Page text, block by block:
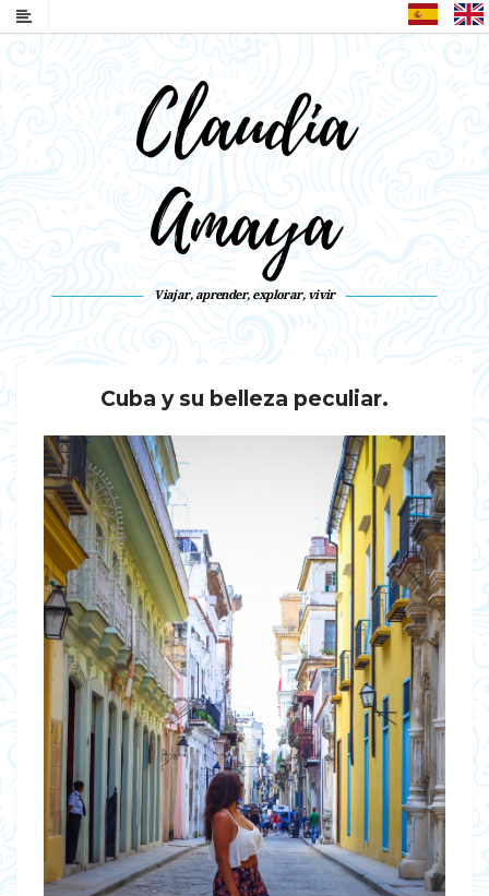
Español
Claudia
Amaya
Viajar, aprender, explorar, vivir
Cuba y su belleza peculiar.